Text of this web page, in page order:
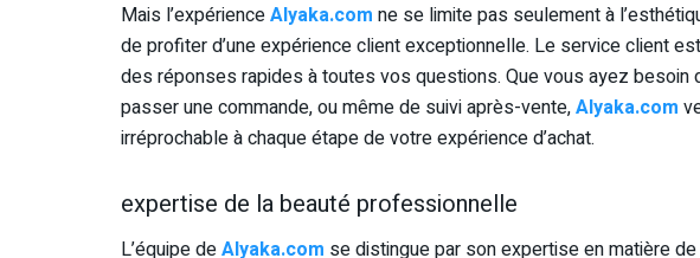
Mais l’expérienceAlyaka.com ne se limite pas seulement à
de profiter d’une expérience client exceptionnelle. Le service client
des réponses rapides à toutes vos questions. Que vous ayez besoin
passer une commande, ou même de suivi après-vente,Alyaka.com
irréprochable à chaque étape de votre expérience d’achat.
expertise de la beauté professionnelle
L’équipe deAlyaka.com se distingue par son expertise en matière